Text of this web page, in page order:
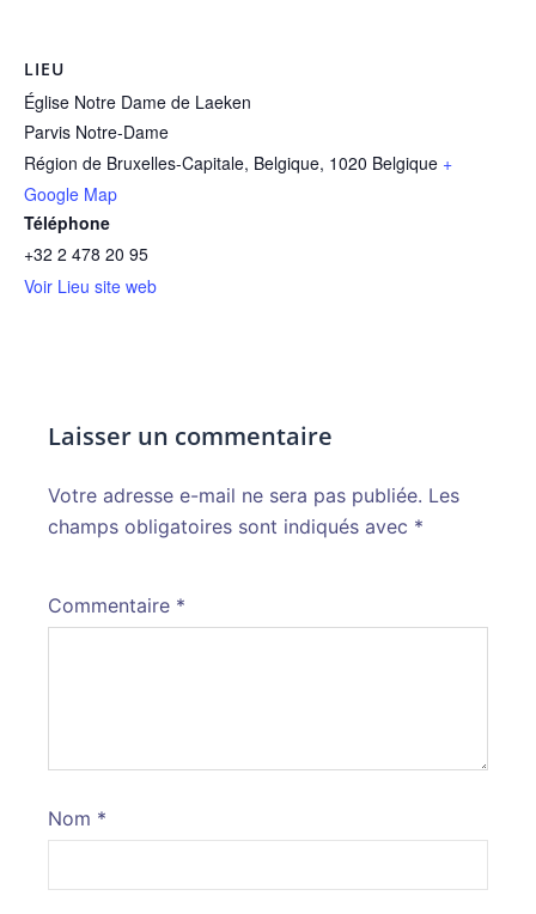
LIEU
Église Notre Dame de Laeken
Parvis Notre-Dame
Région de Bruxelles-Capitale, Belgique, 1020 Belgique +
Google Map
Téléphone
+32 2 478 20 95
Voir Lieu site web
Laisser un commentaire
Votre adresse e-mail ne sera pas publiée. Les
champs obligatoires sont indiqués avec *
Commentaire *
Nom *
Alternative: